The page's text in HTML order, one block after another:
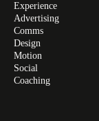
Experience
Advertising
Comms
Design
Motion
Social
Coaching